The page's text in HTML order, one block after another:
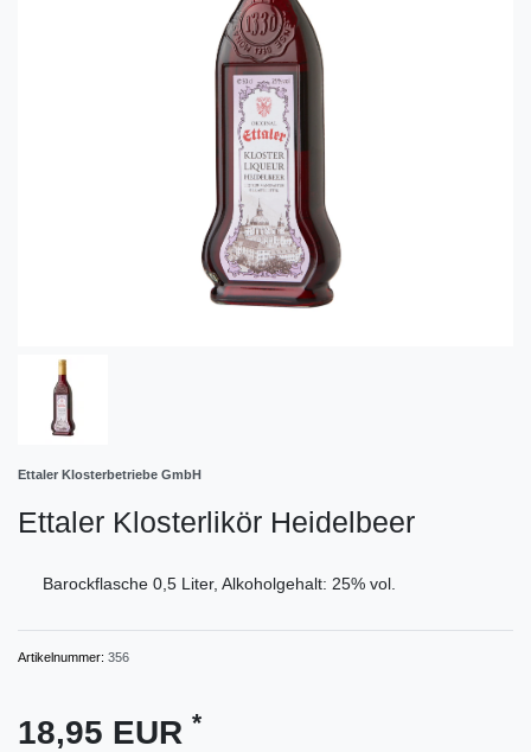
Ettaler Klosterbetriebe GmbH
Ettaler Klosterlikör Heidelbeer
Barockflasche 0,5 Liter, Alkoholgehalt: 25% vol.
Artikelnummer: 356
18,95 EUR *